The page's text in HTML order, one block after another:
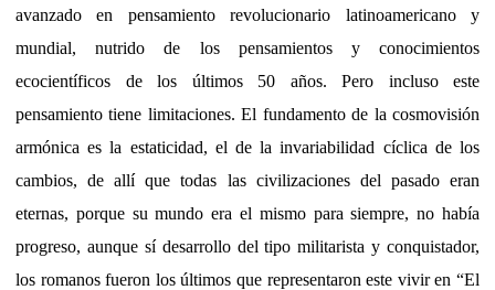
avanzado en pensamiento revolucionario latinoamericano y
mundial, nutrido de los pensamientos y conocimientos
ecocientíficos de los últimos 50 años. Pero incluso este
pensamiento tiene limitaciones. El fundamento de la cosmovisión
armónica es la estaticidad, el de la invariabilidad cíclica de los
cambios, de allí que todas las civilizaciones del pasado eran
eternas, porque su mundo era el mismo para siempre, no había
progreso, aunque sí desarrollo del tipo militarista y conquistador,
los romanos fueron los últimos que representaron este vivir en “El